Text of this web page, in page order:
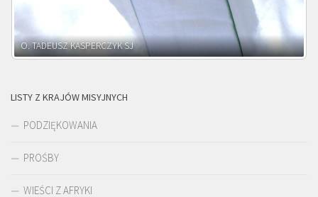
O. ADNRZEJ LEŚNIARA SJ
LISTY Z KRAJÓW MISYJNYCH
PODZIĘKOWANIA
PROŚBY
WIEŚCI Z AFRYKI